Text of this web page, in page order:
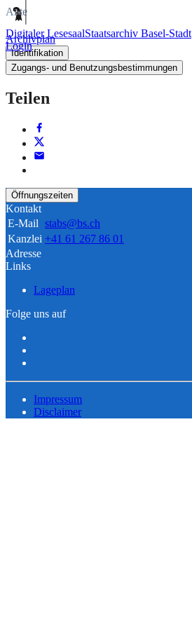
Digitaler LesesaalStaatsarchiv Basel-Stadt
Login
Akte
Archivplan
Identifikation
Zugangs- und Benutzungsbestimmungen
Teilen
Öffnungszeiten
Kontakt
E-Mail stabs@bs.ch
Kanzlei +41 61 267 86 01
Adresse
Links
Lageplan
Folge uns auf
Impressum
Disclaimer